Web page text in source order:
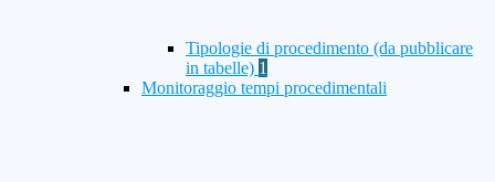
Tipologie di procedimento (da pubblicare
in tabelle) 1
Monitoraggio tempi procedimentali